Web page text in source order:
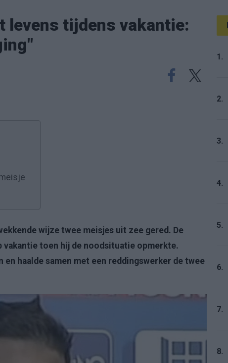
levens tijdens vakantie:
wijze twee meisjes uit zee gered. De
vakantie toen hij de noodsituatie opmerkte.
haalde samen met een reddingswerker de twee
1.
2.
3.
4.
5.
6.
7.
8.